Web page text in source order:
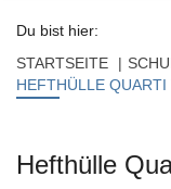
Du bist hier:
STARTSEITE
HEFTHÜLLE
Hefthülle